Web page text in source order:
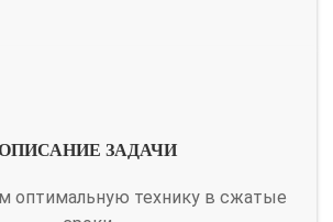
ЗАДАЧИ
оптимальную технику в сжатые